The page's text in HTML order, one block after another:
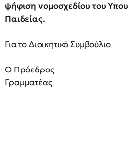
ψήφιση νομοσχεδίου του
Παιδείας.
Για το Διοικητικό Συμβούλιο
Ο Πρόεδρος Ο
Γραμματέας